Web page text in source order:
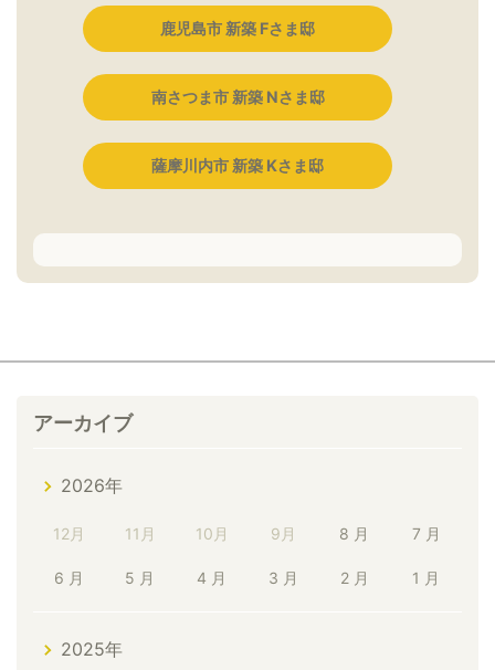
鹿児島市 新築 Fさま邸
南さつま市 新築 Nさま邸
薩摩川内市 新築 Kさま邸
アーカイブ
2026年
12月 11月 10月 9月 8 月 7 月
6 月 5 月 4 月 3 月 2 月 1 月
2025年